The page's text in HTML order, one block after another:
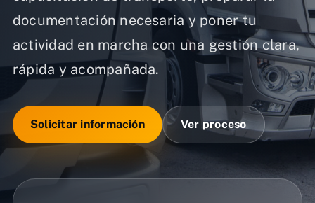
documentación necesaria y poner tu
actividad en marcha con una gestión clara,
rápida y acompañada.
Solicitar información Ver proceso